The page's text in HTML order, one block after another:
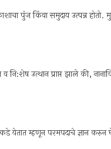
पुंज किंवा समुदाय उत्पन्न होतो.
उत्थान प्राप्त झाले की,
येतात म्हणून परमपदाचे ज्ञान